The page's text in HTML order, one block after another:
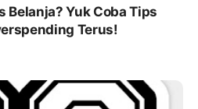
Belanja? Yuk Coba Tips
Terus!